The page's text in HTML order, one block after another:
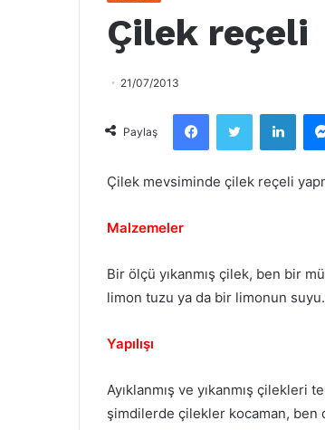
Çilek reçeli
21/07/2013
Paylaş
Çilek mevsiminde çilek reçeli
Malzemeler
Bir ölçü yıkanmış çilek, ben bir
limon tuzu ya da bir limonun suyu.
Yapılışı
Ayıklanmış ve yıkanmış
şimdilerde çilekler kocaman,